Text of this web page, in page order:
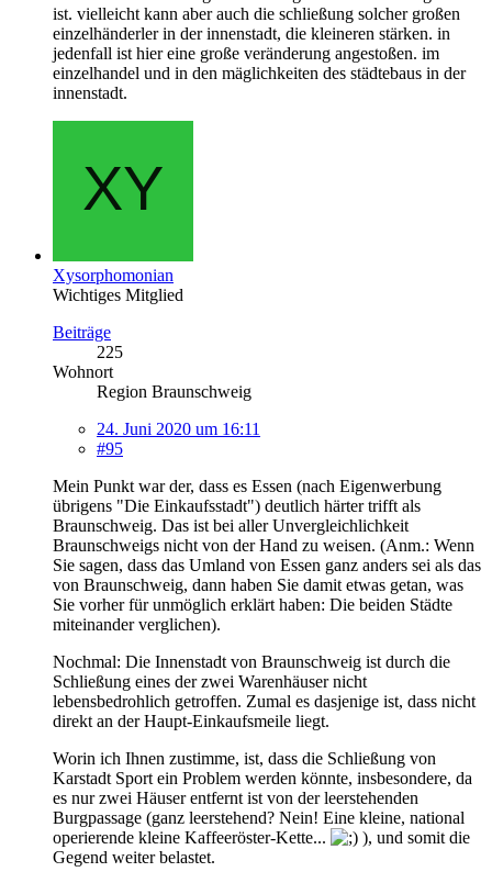
ist. vielleicht kann aber auch die schließung solcher großen
einzelhänderler in der innenstadt, die kleineren stärken. in
jedenfall ist hier eine große veränderung angestoßen. im
einzelhandel und in den mäglichkeiten des städtebaus in der
innenstadt.
Xysorphomonian
Wichtiges Mitglied
Beiträge
225
Wohnort
Region Braunschweig
24. Juni 2020 um 16:11
#95
Mein Punkt war der, dass es Essen (nach Eigenwerbung
übrigens "Die Einkaufsstadt") deutlich härter trifft als
Braunschweig. Das ist bei aller Unvergleichlichkeit
Braunschweigs nicht von der Hand zu weisen. (Anm.: Wenn
Sie sagen, dass das Umland von Essen ganz anders sei als das
von Braunschweig, dann haben Sie damit etwas getan, was
Sie vorher für unmöglich erklärt haben: Die beiden Städte
miteinander verglichen).
Nochmal: Die Innenstadt von Braunschweig ist durch die
Schließung eines der zwei Warenhäuser nicht
lebensbedrohlich getroffen. Zumal es dasjenige ist, dass nicht
direkt an der Haupt-Einkaufsmeile liegt.
Worin ich Ihnen zustimme, ist, dass die Schließung von
Karstadt Sport ein Problem werden könnte, insbesondere, da
es nur zwei Häuser entfernt ist von der leerstehenden
Burgpassage (ganz leerstehend? Nein! Eine kleine, national
operierende kleine Kaffeeröster-Kette...
), und somit die
Gegend weiter belastet.